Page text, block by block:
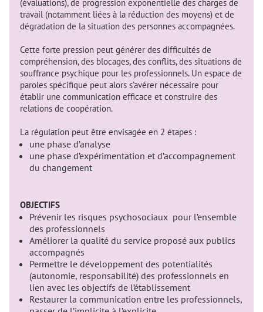
(évaluations), de progression exponentielle des charges de
travail (notamment liées à la réduction des moyens) et de
dégradation de la situation des personnes accompagnées.
Cette forte pression peut générer des difficultés de
compréhension, des blocages, des conflits, des situations de
souffrance psychique pour les professionnels. Un espace de
paroles spécifique peut alors s’avérer nécessaire pour
établir une communication efficace et construire des
relations de coopération.
La régulation peut être envisagée en 2 étapes :
une phase d’analyse
une phase d’expérimentation et d’accompagnement
du changement
OBJECTIFS
Prévenir les risques psychosociaux pour l’ensemble
des professionnels
Améliorer la qualité du service proposé aux publics
accompagnés
Permettre le développement des potentialités
(autonomie, responsabilité) des professionnels en
lien avec les objectifs de l’établissement
Restaurer la communication entre les professionnels,